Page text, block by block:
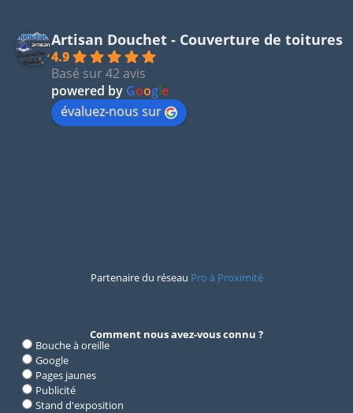
Artisan Douchet - Couverture de toitures
4.9
Basé sur 42 avis
powered by Google
évaluez-nous sur
Partenaire du réseau Pro à Proximité
Comment nous avez-vous connu ?
Bouche à oreille
Google
Pages jaunes
Publicité
Stand d'exposition